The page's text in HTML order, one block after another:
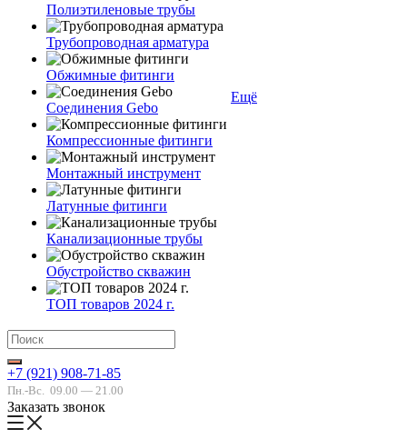
Полиэтиленовые трубы
Трубопроводная арматура
Обжимные фитинги
Соединения Gebo
Компрессионные фитинги
Монтажный инструмент
Латунные фитинги
Канализационные трубы
Обустройство скважин
ТОП товаров 2024 г.
Ещё
+7 (921) 908-71-85
Пн.-Вс. 09.00 — 21.00
Заказать звонок